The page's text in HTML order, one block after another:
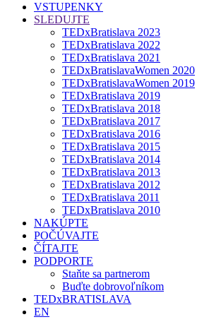
VSTUPENKY
SLEDUJTE
TEDxBratislava 2023
TEDxBratislava 2022
TEDxBratislava 2021
TEDxBratislavaWomen 2020
TEDxBratislavaWomen 2019
TEDxBratislava 2019
TEDxBratislava 2018
TEDxBratislava 2017
TEDxBratislava 2016
TEDxBratislava 2015
TEDxBratislava 2014
TEDxBratislava 2013
TEDxBratislava 2012
TEDxBratislava 2011
TEDxBratislava 2010
NAKÚPTE
POČÚVAJTE
ČÍTAJTE
PODPORTE
Staňte sa partnerom
Buďte dobrovoľníkom
TEDxBRATISLAVA
EN